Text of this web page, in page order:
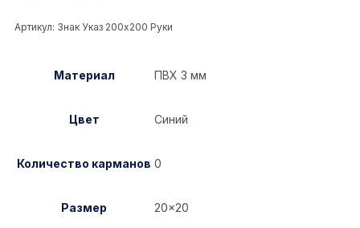
Артикул: Знак Указ 200x200 Руки
Материал ПВХ 3 мм
Цвет Синий
Количество карманов 0
Размер 20×20